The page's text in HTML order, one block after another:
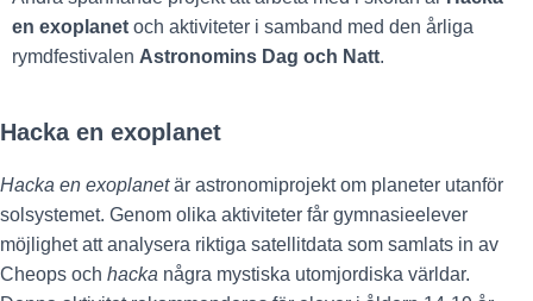
en exoplanet och aktiviteter i samband med den årliga
rymdfestivalen Astronomins Dag och Natt.
Hacka en exoplanet
Hacka en exoplanetär astronomiprojekt om planeter utanför
solsystemet. Genom olika aktiviteter får gymnasieelever
möjlighet att analysera riktiga satellitdata som samlats in av
Cheops och hacka några mystiska utomjordiska världar.